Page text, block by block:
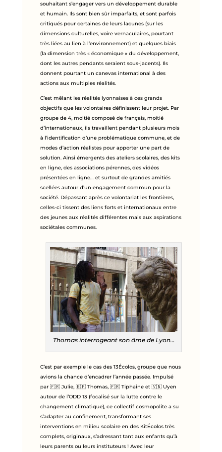
souhaitant s’engager vers un développement durable
et humain. Ils sont bien sûr imparfaits, et sont parfois
critiqués pour certaines de leurs lacunes (sur les
dimensions culturelles, voire vernaculaires, pourtant
très liées au lien à l’environnement) et quelques biais
(la dimension très « économique » du développement,
dont les autres pendants seraient sous-jacents). Ils
donnent pourtant un canevas international à des
actions aux multiples réalités.
C’est mêlant les réalités lyonnaises à ces grands
objectifs que les volontaires définissent leur projet. Par
groupe de 4, moitié composé de français, moitié
d’internationaux, ils travaillent pendant plusieurs mois
à l’identification d’une problématique commune, et de
modes d’action réalistes pour apporter une part de
solution. Ainsi émergents des ateliers scolaires, des kits
en ligne, des associations pérennes, des vidéos
présentées en ligne… et surtout de grandes amitiés
scellées autour d’un engagement commun pour la
société. Dépassant après ce volontariat les frontières,
celles-ci tissent des liens forts et internationaux entre
des jeunes aux réalités différentes mais aux aspirations
sociétales communes.
Thomas interrogeant son âme de Lyon…
C’est par exemple le cas des 13Écolos, groupe que nous
avions la chance d’encadrer l’année passée. Impulsé
par 🇫🇷 Julie, 🇧🇫 Thomas, 🇫🇷 Tiphaine et 🇻🇳 Uyen
autour de l’ODD 13 (focalisé sur la lutte contre le
changement climatique), ce collectif cosmopolite a su
s’adapter au confinement, transformant ses
interventions en milieu scolaire en des KitÉcolos très
complets, originaux, s’adressant tant aux enfants qu’à
leurs parents ou leurs instituteurs ! Avec leur